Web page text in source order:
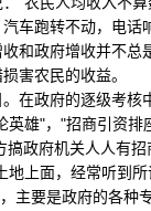
车跑转不动，电话
和政府增收并不总
害农民的收益。
政府的逐级考核
雄"，"招商引资排
政府机关人人有
上面，经常听到
主要是政府的各种